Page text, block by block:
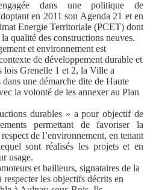
dans une politique de
en 2011 son Agenda 21 et en
Energie Territoriale (PCET) dont
qualité des constructions neuves.
et environnement est
de développement durable et
lois Grenelle 1 et 2, la Ville a
une démarche dite de Haute
la volonté de les annexer au Plan
durables » a pour objectif de
permettant de favoriser la
de l’environnement, en tenant
sont réalisés les projets et en
usage.
et bailleurs, signataires de la
respecter les objectifs décrits en